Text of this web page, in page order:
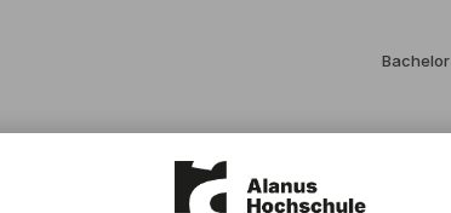
Bachelor